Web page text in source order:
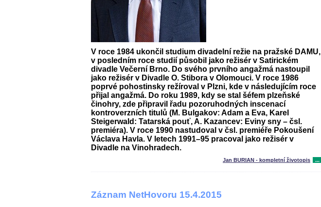
V roce 1984 ukončil studium divadelní režie na pražské DAMU,
v posledním roce studií působil jako režisér v Satirickém
divadle Večerní Brno. Do svého prvního angažmá nastoupil
jako režisér v Divadle O. Stibora v Olomouci. V roce 1986
poprvé pohostinsky režíroval v Plzni, kde v následujícím roce
přijal angažmá. Do roku 1989, kdy se stal šéfem plzeňské
činohry, zde připravil řadu pozoruhodných inscenací
kontroverzních titulů (M. Bulgakov: Adam a Eva, Karel
Steigerwald: Tatarská pouť, A. Kazancev: Eviny sny – čsl.
premiéra). V roce 1990 nastudoval v čsl. premiéře Pokoušení
Václava Havla. V letech 1991–95 pracoval jako režisér v
Divadle na Vinohradech.
Jan BURIAN - kompletní životopis ...
Záznam NetHovoru 15.4.2015